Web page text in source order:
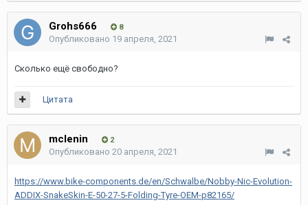
Grohs666 8
Опубликовано 19 апреля, 2021
Сколько ещё свободно?
Цитата
mclenin 2
Опубликовано 20 апреля, 2021
https://www.bike-components.de/en/Schwalbe/Nobby-Nic-Evolution-
ADDIX-SnakeSkin-E-50-27-5-Folding-Tyre-OEM-p82165/